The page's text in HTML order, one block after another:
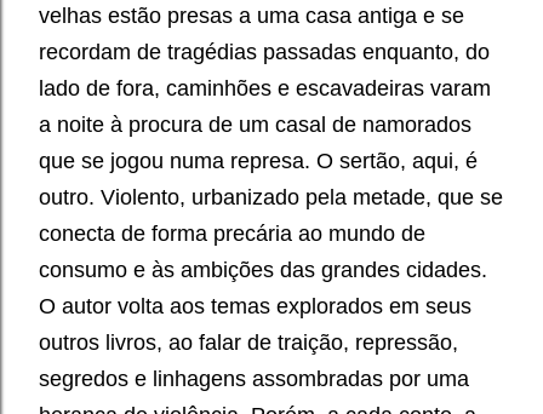
velhas estão presas a uma casa antiga e se
recordam de tragédias passadas enquanto, do
lado de fora, caminhões e escavadeiras varam
a noite à procura de um casal de namorados
que se jogou numa represa. O sertão, aqui, é
outro. Violento, urbanizado pela metade, que se
conecta de forma precária ao mundo de
consumo e às ambições das grandes cidades.
O autor volta aos temas explorados em seus
outros livros, ao falar de traição, repressão,
segredos e linhagens assombradas por uma